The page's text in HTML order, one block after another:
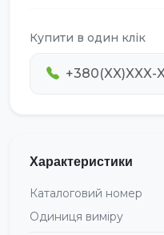
Купити в один клік
Характеристики
Каталоговий номер
Одиниця виміру